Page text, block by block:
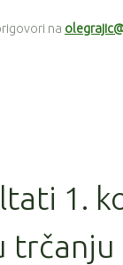
na
1.
trčanju